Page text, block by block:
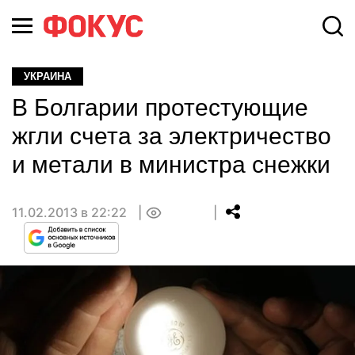
УКРАИНА
В Болгарии протестующие
жгли счета за электричество
и метали в министра снежки
11.02.2013 в 22:22